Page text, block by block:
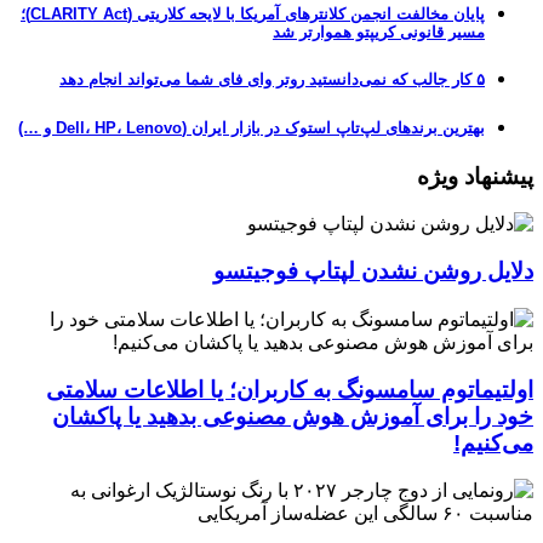
پایان مخالفت انجمن کلانترهای آمریکا با لایحه کلاریتی (CLARITY Act)؛
مسیر قانونی کریپتو هموارتر شد
۵ کار جالب که نمی‌دانستید روتر وای فای شما می‌تواند انجام دهد
بهترین برندهای لپ‌تاپ استوک در بازار ایران (Dell، HP، Lenovo و …)
پیشنهاد ویژه
دلایل روشن نشدن لپتاپ فوجیتسو
اولتیماتوم سامسونگ به کاربران؛ یا اطلاعات سلامتی
خود را برای آموزش هوش مصنوعی بدهید یا پاکشان
می‌کنیم!